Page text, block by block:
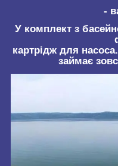
-
У комплект з
картрідж для
займає